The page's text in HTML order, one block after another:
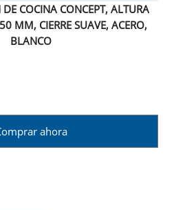
COCINA CONCEPT, ALTURA
MM, CIERRE SUAVE, ACERO,
BLANCO
ahora